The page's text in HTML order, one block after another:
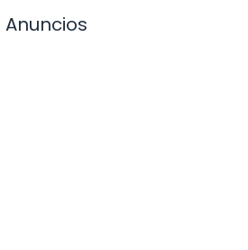
Anuncios